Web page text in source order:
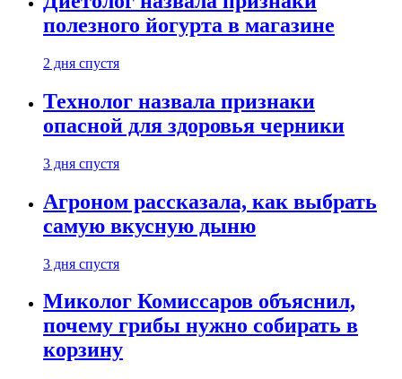
полезного йогурта в магазине
2 дня спустя
Технолог назвала признаки
опасной для здоровья черники
3 дня спустя
Агроном рассказала, как выбрать
самую вкусную дыню
3 дня спустя
Миколог Комиссаров объяснил,
почему грибы нужно собирать в
корзину